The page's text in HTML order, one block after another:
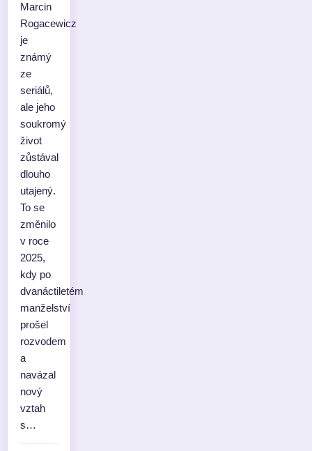
Marcin
Rogacewicz
je
známý
ze
seriálů,
ale jeho
soukromý
život
zůstával
dlouho
utajený.
To se
změnilo
v roce
2025,
kdy po
dvanáctiletém
manželství
prošel
rozvodem
a
navázal
nový
vztah
s…